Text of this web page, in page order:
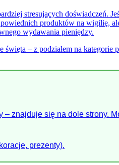
stresujących doświadczeń.
produktów na wigilię,
wydawania pieniędzy.
święta – z podziałem na
– znajduje się na dole strony.
prezenty).